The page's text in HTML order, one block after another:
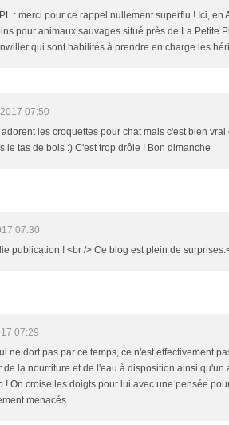
: merci pour ce rappel nullement superflu ! Ici, en
pour animaux sauvages situé près de La Petite
qui sont habilités à prendre en charge les
07:50
les croquettes pour chat mais c'est bien
le tas de bois :) C'est trop drôle ! Bon dimanche
07:30
publication ! <br /> Ce blog est plein de
07:29
ne dort pas par ce temps, ce n'est effectivement
de la nourriture et de l'eau à disposition ainsi qu'un
! On croise les doigts pour lui avec une pensée
menacés...